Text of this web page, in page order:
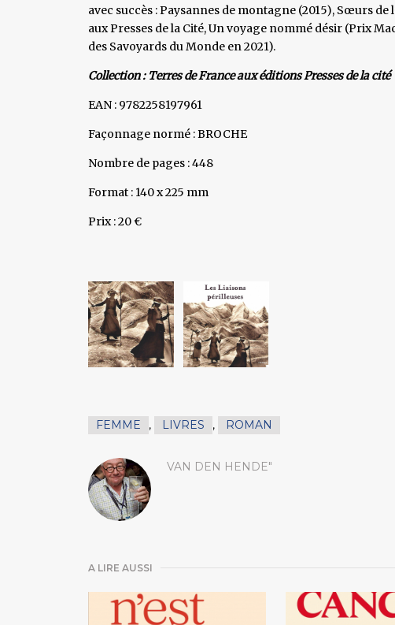
avec succès : Paysannes de montagne (2015), Sœurs
aux Presses de la Cité, Un voyage nommé désir (Prix
des Savoyards du Monde en 2021).
Collection : Terres de France aux éditions Presses de la cité
EAN : 9782258197961
Façonnage normé : BROCHE
Nombre de pages : 448
Format : 140 x 225 mm
Prix : 20 €
FEMME , LIVRES , ROMAN
VAN DEN HENDE"
A LIRE AUSSI